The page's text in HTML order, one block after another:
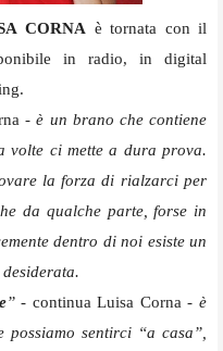
CORNA è tornata con il
in radio, in digital
- è un brano che contiene
volte ci mette a dura prova.
la forza di rialzarci per
da qualche parte, forse in
dentro di noi esiste un
” - continua Luisa Corna - è
sentirci “a casa”,